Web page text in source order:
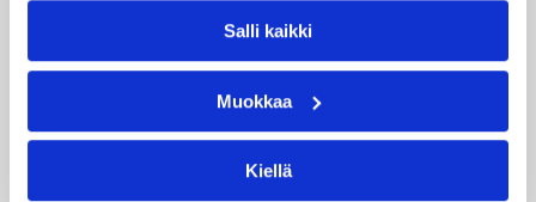
Salli kaikki
Muokkaa
Kiellä
Seagulls hankki taitoa ja
kokemusta kokoonpanoonsa
kahden pelaajan edestä